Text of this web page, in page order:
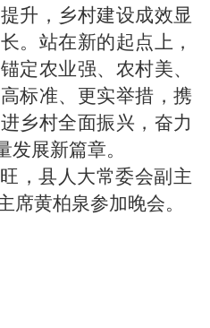
升，乡村建设成效显
。站在新的起点上，
定农业强、农村美、
标准、更实举措，携
乡村全面振兴，奋力
发展新篇章。
，县人大常委会副主
席黄柏泉参加晚会。